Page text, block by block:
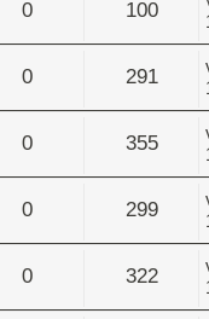
0 100
0 291
0 355
0 299
0 322